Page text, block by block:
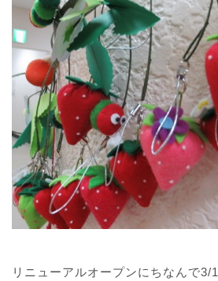
リニューアルオープンにちなんで3/